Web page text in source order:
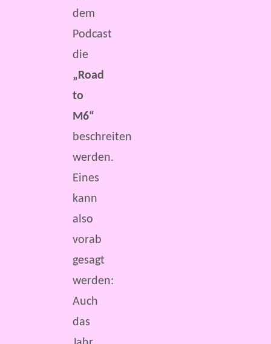
dem
Podcast
die
„Road
to
M6“
beschreiten
werden.
Eines
kann
also
vorab
gesagt
werden:
Auch
das